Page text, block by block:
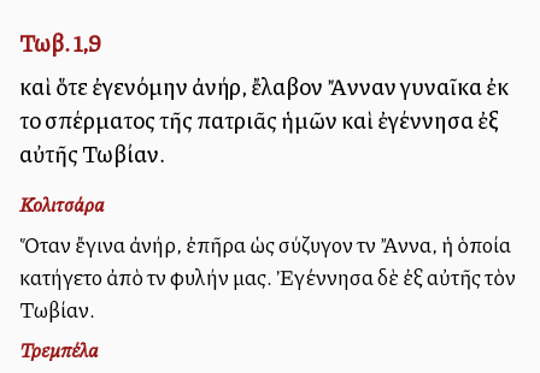
Τωβ. 1,9
καὶ ὅτε ἐγενόμην ἀνήρ, ἔλαβον Ἄνναν γυναῖκα ἐκ
τοῦ σπέρματος τῆς πατριᾶς ἡμῶν καὶ ἐγέννησα ἐξ
αὐτῆς Τωβίαν.
Κολιτσάρα
Ὅταν ἔγινα ἀνήρ, ἐπῆρα ὡς σύζυγον τὴν Ἄννα, ἡ ὁποία
κατήγετο ἀπὸ τὴν φυλήν μας. Ἐγέννησα δὲ ἐξ αὐτῆς τὸν
Τωβίαν.
Τρεμπέλα